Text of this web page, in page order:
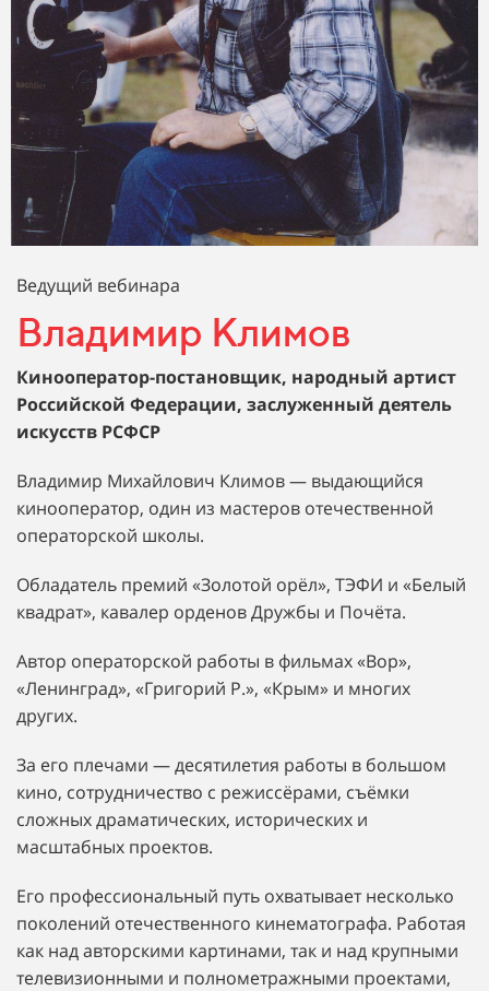
Ведущий вебинара
Владимир Климов
Кинооператор-постановщик, народный артист
Российской Федерации, заслуженный деятель
искусств РСФСР
Владимир Михайлович Климов — выдающийся
кинооператор, один из мастеров отечественной
операторской школы.
Обладатель премий «Золотой орёл», ТЭФИ и «Белый
квадрат», кавалер орденов Дружбы и Почёта.
Автор операторской работы в фильмах «Вор»,
«Ленинград», «Григорий Р.», «Крым» и многих
других.
За его плечами — десятилетия работы в большом
кино, сотрудничество с режиссёрами, съёмки
сложных драматических, исторических и
масштабных проектов.
Его профессиональный путь охватывает несколько
поколений отечественного кинематографа. Работая
как над авторскими картинами, так и над крупными
телевизионными и полнометражными проектами,